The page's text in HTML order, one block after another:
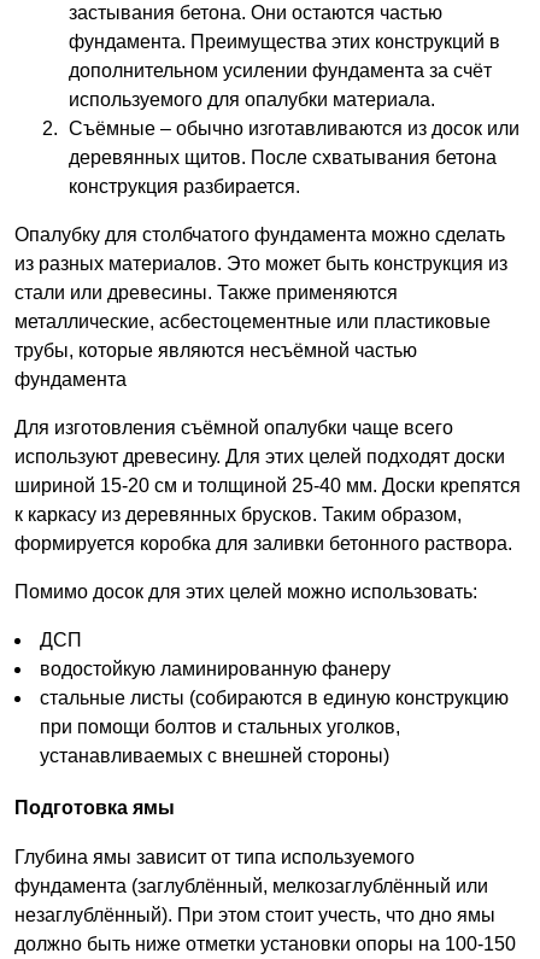
застывания бетона. Они остаются частью
фундамента. Преимущества этих конструкций в
дополнительном усилении фундамента за счёт
используемого для опалубки материала.
Съёмные – обычно изготавливаются из досок или
деревянных щитов. После схватывания бетона
конструкция разбирается.
Опалубку для столбчатого фундамента можно сделать
из разных материалов. Это может быть конструкция из
стали или древесины. Также применяются
металлические, асбестоцементные или пластиковые
трубы, которые являются несъёмной частью
фундамента
Для изготовления съёмной опалубки чаще всего
используют древесину. Для этих целей подходят доски
шириной 15-20 см и толщиной 25-40 мм. Доски крепятся
к каркасу из деревянных брусков. Таким образом,
формируется коробка для заливки бетонного раствора.
Помимо досок для этих целей можно использовать:
ДСП
водостойкую ламинированную фанеру
стальные листы (собираются в единую конструкцию
при помощи болтов и стальных уголков,
устанавливаемых с внешней стороны)
Подготовка ямы
Глубина ямы зависит от типа используемого
фундамента (заглублённый, мелкозаглублённый или
незаглублённый). При этом стоит учесть, что дно ямы
должно быть ниже отметки установки опоры на 100-150